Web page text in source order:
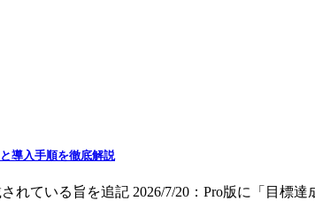
導入手順を徹底解説
れている旨を追記 2026/7/20：Pro版に「目標